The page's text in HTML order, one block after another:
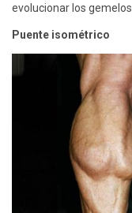
evolucionar los
Puente isométrico